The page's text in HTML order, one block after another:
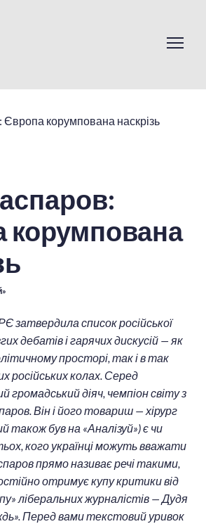
корумпована
затвердила список російської
дебатів і гарячих дискусій — як
просторі, так і в так
російських колах. Серед
громадський діяч, чемпіон світу з
Він і його товариш — хірург
також був на «Аналізуй») є чи
кого українці можуть вважати
прямо називає речі такими,
отримує купу критики від
ліберальних журналістів — Дудя
Перед вами текстовий уривок